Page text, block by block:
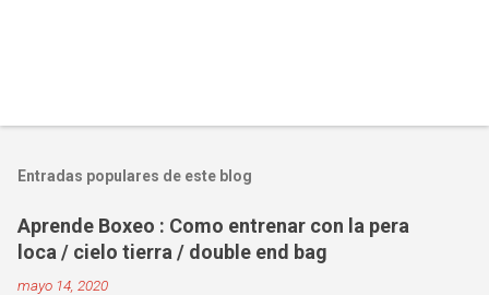
Entradas populares de este blog
Aprende Boxeo : Como entrenar con la pera
loca / cielo tierra / double end bag
mayo 14, 2020